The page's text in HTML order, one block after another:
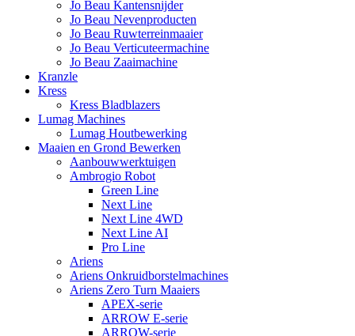
Jo Beau Kantensnijder
Jo Beau Nevenproducten
Jo Beau Ruwterreinmaaier
Jo Beau Verticuteermachine
Jo Beau Zaaimachine
Kranzle
Kress
Kress Bladblazers
Lumag Machines
Lumag Houtbewerking
Maaien en Grond Bewerken
Aanbouwwerktuigen
Ambrogio Robot
Green Line
Next Line
Next Line 4WD
Next Line AI
Pro Line
Ariens
Ariens Onkruidborstelmachines
Ariens Zero Turn Maaiers
APEX-serie
ARROW E-serie
ARROW-serie